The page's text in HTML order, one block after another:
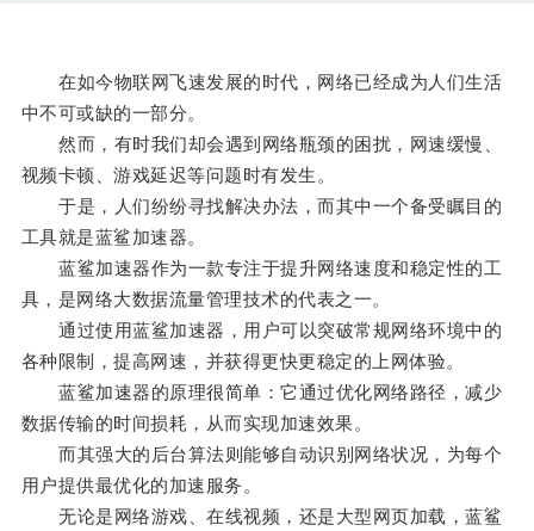
在如今物联网飞速发展的时代，网络已经成为人们生活
中不可或缺的一部分。
然而，有时我们却会遇到网络瓶颈的困扰，网速缓慢、
视频卡顿、游戏延迟等问题时有发生。
于是，人们纷纷寻找解决办法，而其中一个备受瞩目的
工具就是蓝鲨加速器。
蓝鲨加速器作为一款专注于提升网络速度和稳定性的工
具，是网络大数据流量管理技术的代表之一。
通过使用蓝鲨加速器，用户可以突破常规网络环境中的
各种限制，提高网速，并获得更快更稳定的上网体验。
蓝鲨加速器的原理很简单：它通过优化网络路径，减少
数据传输的时间损耗，从而实现加速效果。
而其强大的后台算法则能够自动识别网络状况，为每个
用户提供最优化的加速服务。
无论是网络游戏、在线视频，还是大型网页加载，蓝鲨